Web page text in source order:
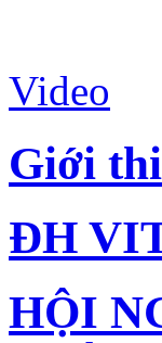
Video
Giới
ĐH
HỘI